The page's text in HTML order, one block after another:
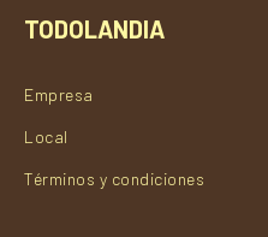
TODOLANDIA
Empresa
Local
Términos y condiciones